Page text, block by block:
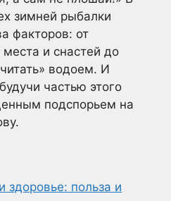
зимней рыбалки
факторов: от
и снастей до
водоем. И
частью этого
подспорьем на
здоровье: польза и